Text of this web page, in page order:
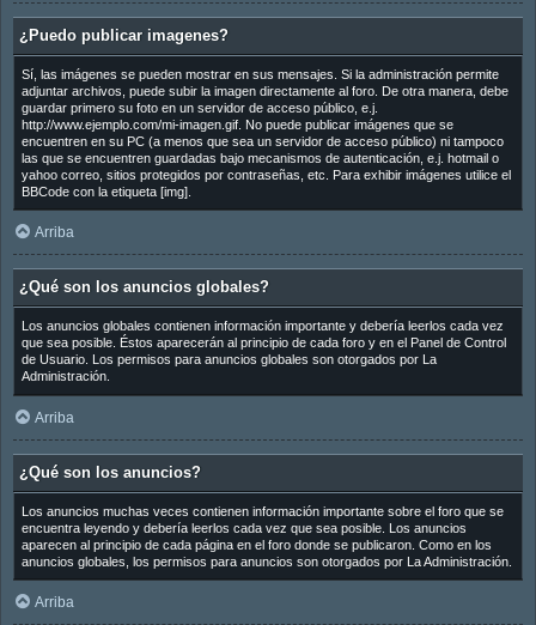
¿Puedo publicar imagenes?
Sí, las imágenes se pueden mostrar en sus mensajes. Si la administración permite
adjuntar archivos, puede subir la imagen directamente al foro. De otra manera, debe
guardar primero su foto en un servidor de acceso público, e.j.
http://www.ejemplo.com/mi-imagen.gif. No puede publicar imágenes que se
encuentren en su PC (a menos que sea un servidor de acceso público) ni tampoco
las que se encuentren guardadas bajo mecanismos de autenticación, e.j. hotmail o
yahoo correo, sitios protegidos por contraseñas, etc. Para exhibir imágenes utilice el
BBCode con la etiqueta [img].
Arriba
¿Qué son los anuncios globales?
Los anuncios globales contienen información importante y debería leerlos cada vez
que sea posible. Éstos aparecerán al principio de cada foro y en el Panel de Control
de Usuario. Los permisos para anuncios globales son otorgados por La
Administración.
Arriba
¿Qué son los anuncios?
Los anuncios muchas veces contienen información importante sobre el foro que se
encuentra leyendo y debería leerlos cada vez que sea posible. Los anuncios
aparecen al principio de cada página en el foro donde se publicaron. Como en los
anuncios globales, los permisos para anuncios son otorgados por La Administración.
Arriba